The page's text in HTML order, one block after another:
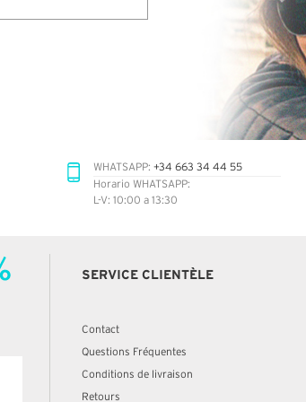
WHATSAPP: +34 663 34 44 55
Horario WHATSAPP:
L-V: 10:00 a 13:30
SERVICE CLIENTÈLE
Contact
Questions Fréquentes
Conditions de livraison
Retours